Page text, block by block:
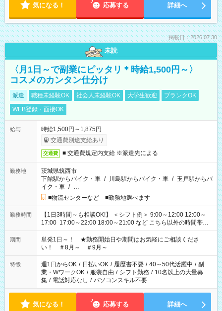
気になる！ 応募する 詳細へ
掲載日：2026.07.30
未読
〈月1日～で副業にピッタリ＊時給1,500円～〉
コスメのカンタン仕分け
派遣 職種未経験OK 社会人未経験OK 大学生歓迎
ブランクOK
WEB登録・面接OK
給与
時給1,500円～1,875円
交通費別途支給あり
交通費 ■ 交通費規定内支給 ※派遣先による
勤務地
茨城県筑西市
下館駅からバイク・車 / 川島駅からバイク・車 / 玉戸駅からバ
イク・車 / …
■物流センターなど ■勤務地選べます
勤務時間
【1日3時間～も相談OK!】 ＜シフト例＞ 9:00～12:00 12:00～
17:00 17:00～22:00 18:00～21:00 など こちら以外の時間帯も
お気軽にご相談ください！
期間
単発1日～！ ★勤務開始日や期間はお気軽にご相談くださ
い！ ＃8月～ ＃9月～
特徴 週1日からOK / 日払いOK / 履歴書不要 / 40～50代活躍中 / 副
業・WワークOK / 服装自由 / シフト勤務 / 10名以上の大量募
集 / 電話対応なし / パソコンスキル不要
気になる！ 応募する 詳細へ